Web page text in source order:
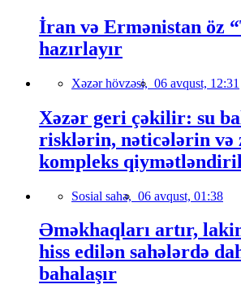
İran və Ermənistan öz
hazırlayır
Xəzər hövzəsi, 06 avqust, 12:31
Xəzər geri çəkilir: su
risklərin, nəticələrin
kompleks
Sosial sahə, 06 avqust, 01:38
Əməkhaqları artır,
hiss edilən sahələrdə
bahalaşır